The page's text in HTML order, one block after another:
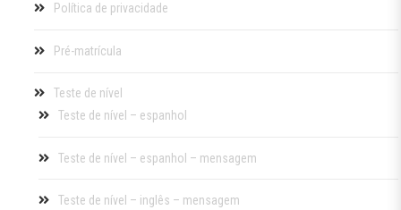
Política de privacidade
Pré-matrícula
Teste de nível
Teste de nível – espanhol
Teste de nível – espanhol – mensagem
Teste de nível – inglês – mensagem